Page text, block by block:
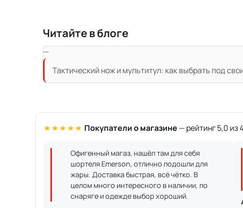
Читайте в блоге
Тактический нож и мультитул: как выбрать под
★★★★★ Покупатели о магазине — рейтинг 5,0 из
Офигенный магаз, нашёл там для себя
шортеля Emerson, отлично подошли для
жары. Доставка быстрая, всё чётко. В
целом много интересного в наличии, по
снаряге и одежде выбор хороший.